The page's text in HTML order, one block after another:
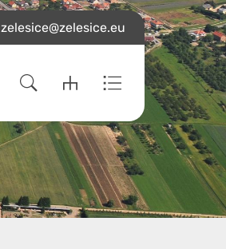
zelesice@zelesice.eu